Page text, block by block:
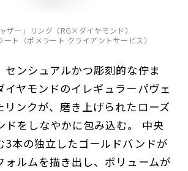
ザー」リング（RG×ダイヤモンド）
ト（ポメラート クライアントサービス）
センシュアルかつ彫刻的な佇ま
イヤモンドのイレギュラーパヴェ
リンクが、磨き上げられたローズ
ドをしなやかに包み込む。 中央
3本の独立したゴールドバンドが
ォルムを描き出し、ボリュームが